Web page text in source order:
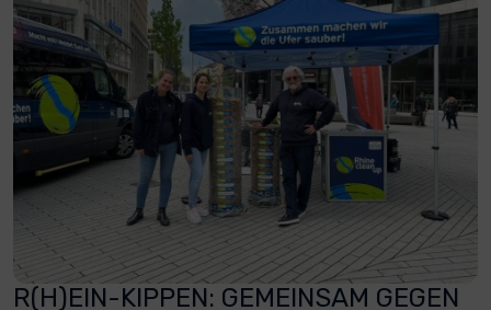
R(H)EIN-KIPPEN: GEMEINSAM GEGEN